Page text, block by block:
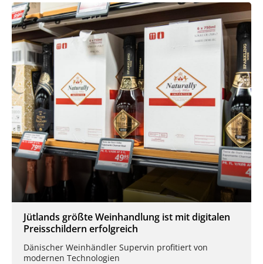
Jütlands größte Weinhandlung ist mit digitalen
Preisschildern erfolgreich
Dänischer Weinhändler Supervin profitiert von
modernen Technologien